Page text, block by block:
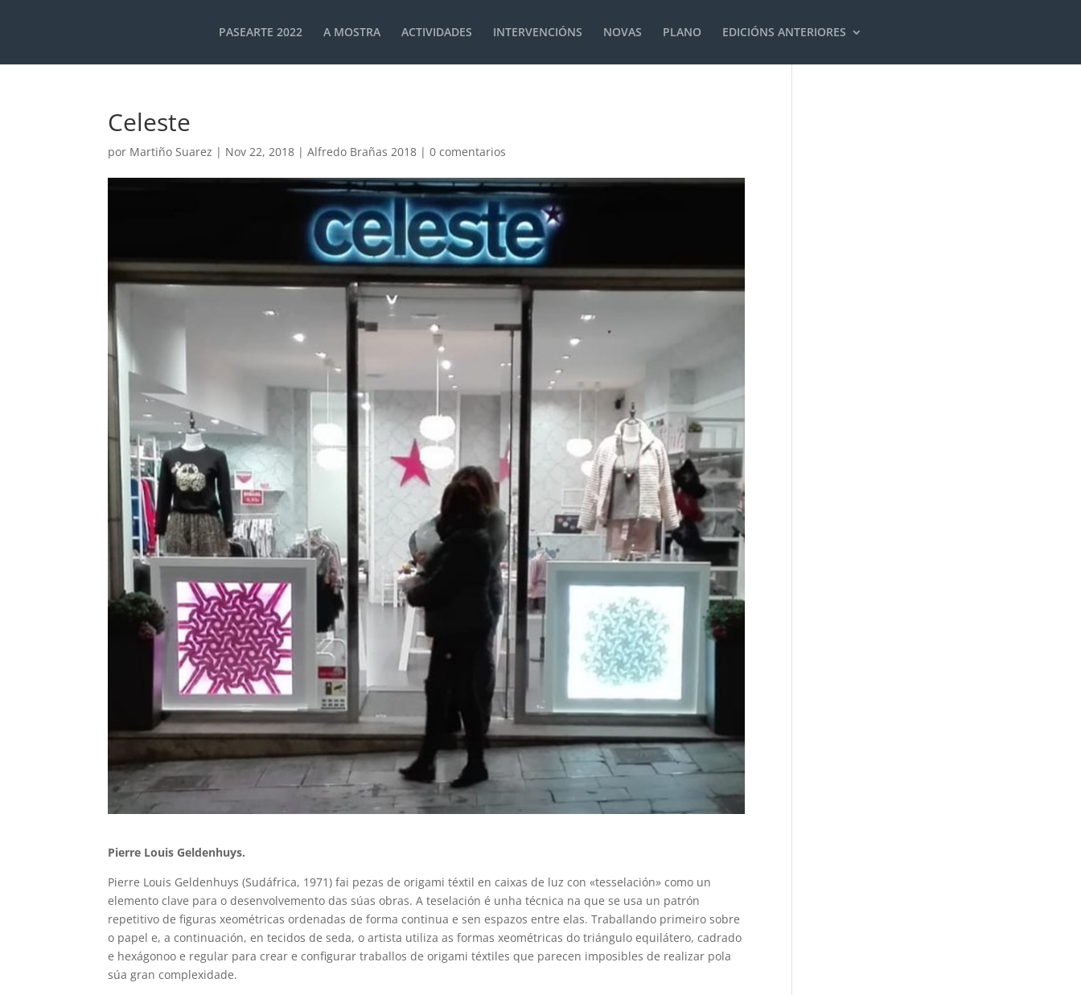
PASEARTE 2022 A MOSTRA ACTIVIDADES INTERVENCIÓNS NOVAS PLANO EDICIÓNS ANTERIORES
Celeste
por Martiño Suarez | Nov 22, 2018 |Alfredo Brañas 2018 |0 comentarios
Pierre Louis Geldenhuys.
Pierre Louis Geldenhuys (Sudáfrica, 1971) fai pezas de origami téxtil en caixas de luz con «tesselación» como un
elemento clave para o desenvolvemento das súas obras. A teselación é unha técnica na que se usa un patrón
repetitivo de figuras xeométricas ordenadas de forma continua e sen espazos entre elas. Traballando primeiro sobre
o papel e, a continuación, en tecidos de seda, o artista utiliza as formas xeométricas do triángulo equilátero, cadrado
e hexágonoo e regular para crear e configurar traballos de origami téxtiles que parecen imposibles de realizar pola
súa gran complexidade.